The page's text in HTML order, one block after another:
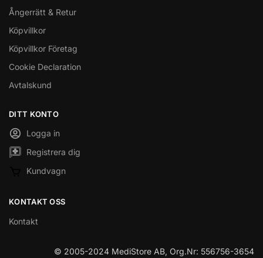
Ångerrätt & Retur
Köpvillkor
Köpvillkor Företag
Cookie Declaration
Avtalskund
DITT KONTO
Logga in
Registrera dig
Kundvagn
KONTAKT OSS
Kontakt
© 2005-2024 MediStore AB, Org.Nr: 556756-3654